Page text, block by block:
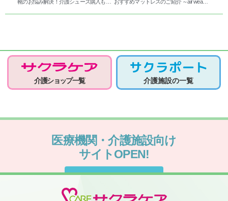
おすすめマットレスのご紹介 ～air weave～ 諏訪店
介護ショップ一覧 介護施設の一覧
医療機関・介護施設向け
サイトOPEN!
サイトはこちらから